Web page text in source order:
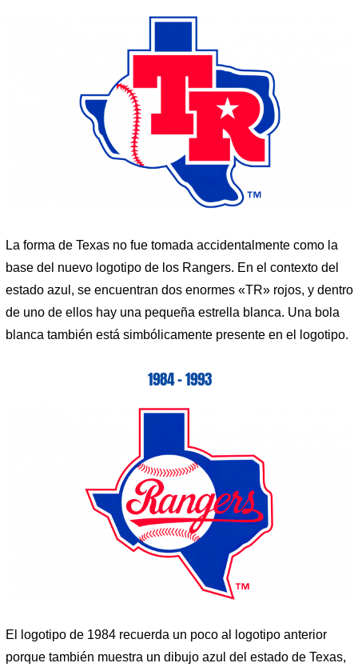
La forma de Texas no fue tomada accidentalmente como la
base del nuevo logotipo de los Rangers. En el contexto del
estado azul, se encuentran dos enormes «TR» rojos, y dentro
de uno de ellos hay una pequeña estrella blanca. Una bola
blanca también está simbólicamente presente en el logotipo.
1984 – 1993
El logotipo de 1984 recuerda un poco al logotipo anterior
porque también muestra un dibujo azul del estado de Texas,